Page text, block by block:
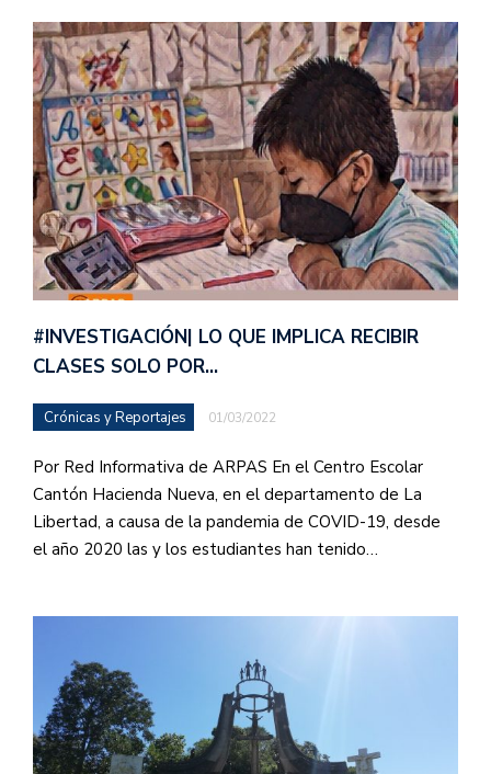
#INVESTIGACIÓN| LO QUE IMPLICA RECIBIR
CLASES SOLO POR…
Crónicas y Reportajes 01/03/2022
Por Red Informativa de ARPAS En el Centro Escolar
Cantón Hacienda Nueva, en el departamento de La
Libertad, a causa de la pandemia de COVID-19, desde
el año 2020 las y los estudiantes han tenido…